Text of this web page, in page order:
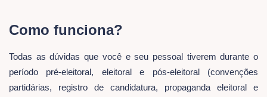
Como funciona?
Todas as dúvidas que você e seu pessoal tiverem durante o
período pré-eleitoral, eleitoral e pós-eleitoral (convenções
partidárias, registro de candidatura, propaganda eleitoral e